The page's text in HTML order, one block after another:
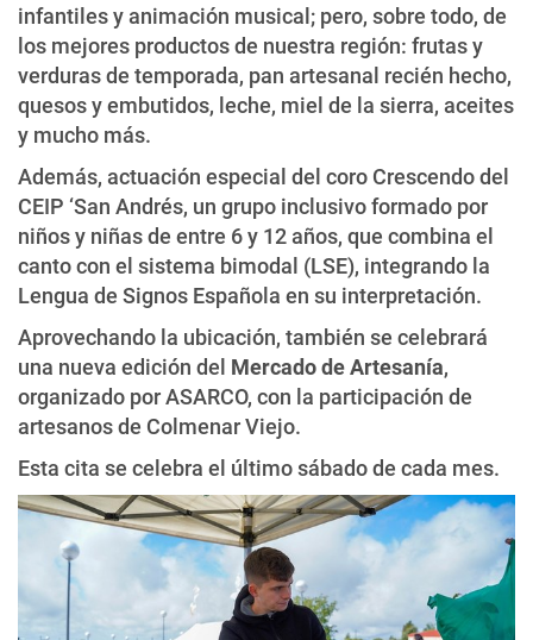
infantiles y animación musical; pero, sobre todo, de
los mejores productos de nuestra región: frutas y
verduras de temporada, pan artesanal recién hecho,
quesos y embutidos, leche, miel de la sierra, aceites
y mucho más.
Además, actuación especial del coro Crescendo del
CEIP ‘San Andrés, un grupo inclusivo formado por
niños y niñas de entre 6 y 12 años, que combina el
canto con el sistema bimodal (LSE), integrando la
Lengua de Signos Española en su interpretación.
Aprovechando la ubicación, también se celebrará
una nueva edición del Mercado de Artesanía,
organizado por ASARCO, con la participación de
artesanos de Colmenar Viejo.
Esta cita se celebra el último sábado de cada mes.